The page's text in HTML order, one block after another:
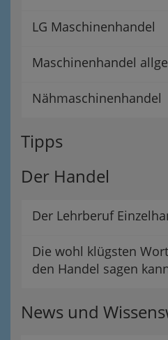
LG Maschinenhandel
Maschinenhandel
Nähmaschinenhandel
Tipps
Der Handel
Der Lehrberuf
Die wohl klügsten
den Handel sagen
News und